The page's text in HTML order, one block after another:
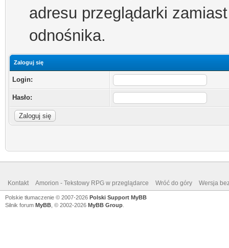
adresu przeglądarki
odnośnika.
Zaloguj się
Login:
Hasło:
Kontakt Amorion - Tekstowy RPG w przeglądarce Wróć do góry Wersja
Polskie tłumaczenie © 2007-2026 Polski Support MyBB
Silnik forum MyBB , © 2002-2026 MyBB Group